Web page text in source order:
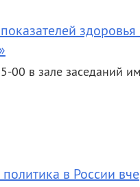
в зале заседаний
в России